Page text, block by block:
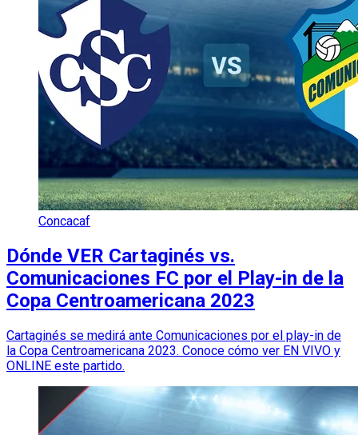
Concacaf
Dónde VER Cartaginés vs.
Comunicaciones FC por el Play-in de la
Copa Centroamericana 2023
Cartaginés se medirá ante Comunicaciones por el play-in de
la Copa Centroamericana 2023. Conoce cómo ver EN VIVO y
ONLINE este partido.